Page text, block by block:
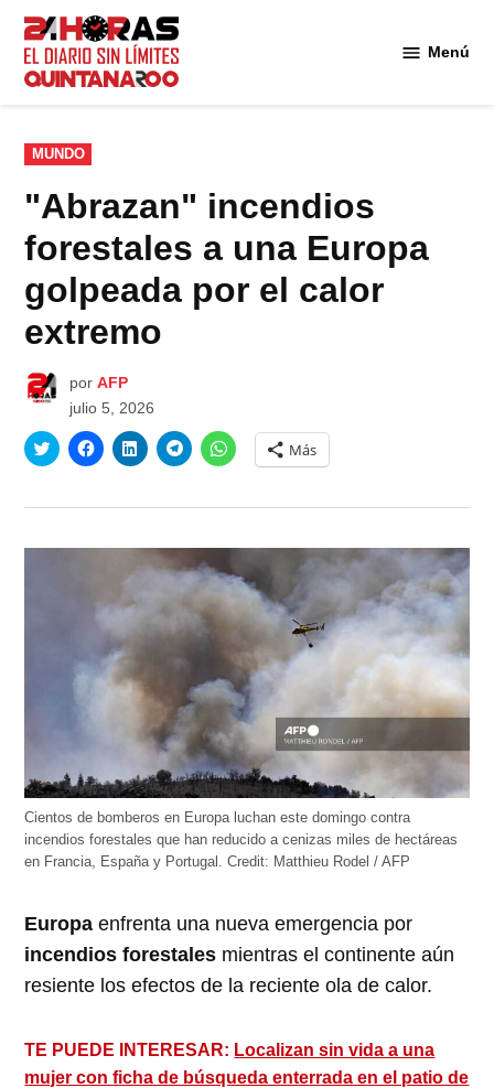
Saltar
contenido
Menú
PUBLICADO
EN
MUNDO
"Abrazan" incendios
forestales a una Europa
golpeada por el calor
extremo
por AFP
julio 5, 2026
Haz
clic
en
abre
nueva)
Haz
clic
en
abre
nueva)
Haz
clic
en
abre
en
una
ventana
nueva)
Haz
clic
en
abre
en
una
ventana
nueva)
Haz
clic
para
en
abre
una
ventana
nueva)
Más
Cientos de bomberos en Europa luchan este domingo contra
incendios forestales que han reducido a cenizas miles de hectáreas
en Francia, España y Portugal.Credit: Matthieu Rodel / AFP
Europa enfrenta una nueva emergencia por
incendios forestales mientras el continente aún
resiente los efectos de la reciente ola de calor.
TE PUEDE INTERESAR: Localizan sin vida a una
mujer con ficha de búsqueda enterrada en el patio de